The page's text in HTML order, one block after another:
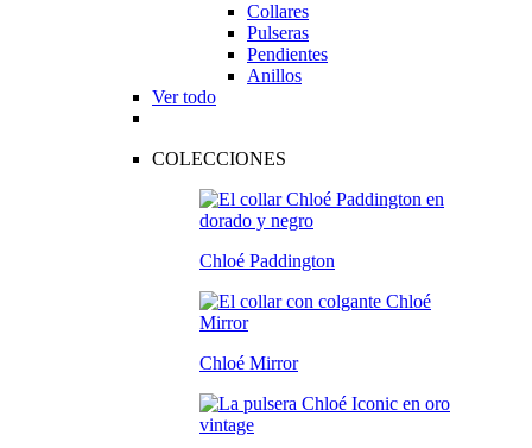
Collares
Pulseras
Pendientes
Anillos
Ver todo
COLECCIONES
Chloé Paddington
Chloé Mirror